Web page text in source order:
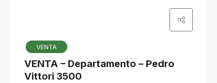
VENTA
VENTA – Departamento – Pedro
Vittori 3500